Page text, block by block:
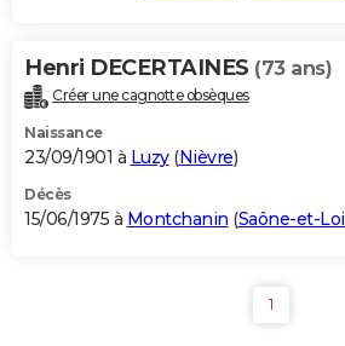
Henri DECERTAINES (73 ans)
Créer une cagnotte obsèques
Naissance
23/09/1901 à Luzy(Nièvre)
Décès
15/06/1975 à Montchanin (Saône-et-
1